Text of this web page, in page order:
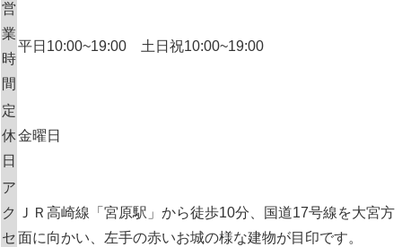
営
業
時
間
平日10:00~19:00 土日祝10:00~19:00
定
休
日
金曜日
ア
ク
セ
ＪＲ高崎線「宮原駅」から徒歩10分、国道17号線を大宮方
面に向かい、左手の赤いお城の様な建物が目印です。